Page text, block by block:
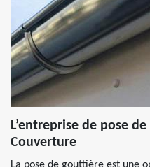
L’entreprise de pose
Couverture